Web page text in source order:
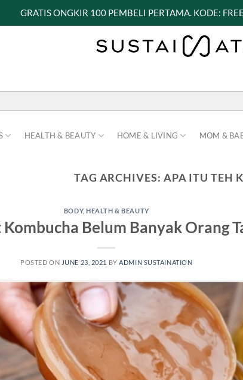
GRATIS ONGKIR 100 PEMBELI PERTAMA. KODE:
HEALTH & BEAUTY HOME & LIVING MOM &
TAG ARCHIVES: APA ITU TEH
BODY,HEALTH & BEAUTY
Belum Banyak Orang
POSTED ON JUNE 23, 2021 BYADMIN SUSTAINATION